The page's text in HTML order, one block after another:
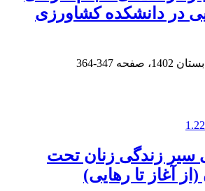
در دانشکده کشاورزی
347-364
سیر زندگی زنان تحت
آغاز تا رهایی)